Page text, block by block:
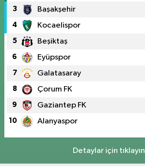
3 Başakşehir
4 Kocaelispor
5 Beşiktaş
6 Eyüpspor
7 Galatasaray
8 Çorum FK
9 Gaziantep FK
10 Alanyaspor
Detaylar için tıklayın